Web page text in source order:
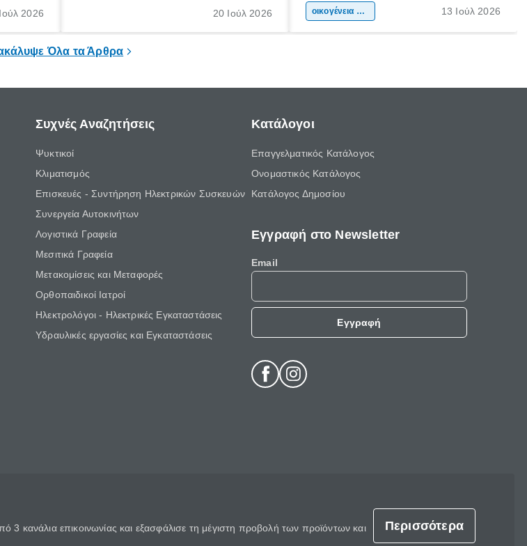
2026
σημαντική περίοδος στη ζωή κάθε20 Ιούλ 2026
της προσωπικότητας, της κοινωνικότητας
οικογένεια & παιδί 13 Ιούλ 2026
Όλα τα Άρθρα
Συχνές Αναζητήσεις
Ψυκτικοί
Κλιματισμός
Επισκευές - Συντήρηση Ηλεκτρικών Συσκευών
Συνεργεία Αυτοκινήτων
Λογιστικά Γραφεία
Μεσιτικά Γραφεία
Μετακομίσεις και Μεταφορές
Ορθοπαιδικοί Ιατροί
Ηλεκτρολόγοι - Ηλεκτρικές Εγκαταστάσεις
Υδραυλικές εργασίες και Εγκαταστάσεις
Κατάλογοι
Επαγγελματικός Κατάλογος
Ονομαστικός Κατάλογος
Κατάλογος Δημοσίου
Εγγραφή στο Newsletter
Email
Εγγραφή
κανάλια επικοινωνίας και εξασφάλισε τη μέγιστη προβολή των προϊόντων και
Περισσότερα